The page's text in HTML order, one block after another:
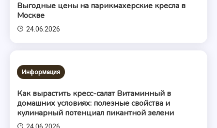
Выгодные цены на парикмахерские кресла в
Москве
24.06.2026
Информация
Как вырастить кресс-салат Витаминный в
домашних условиях: полезные свойства и
кулинарный потенциал пикантной зелени